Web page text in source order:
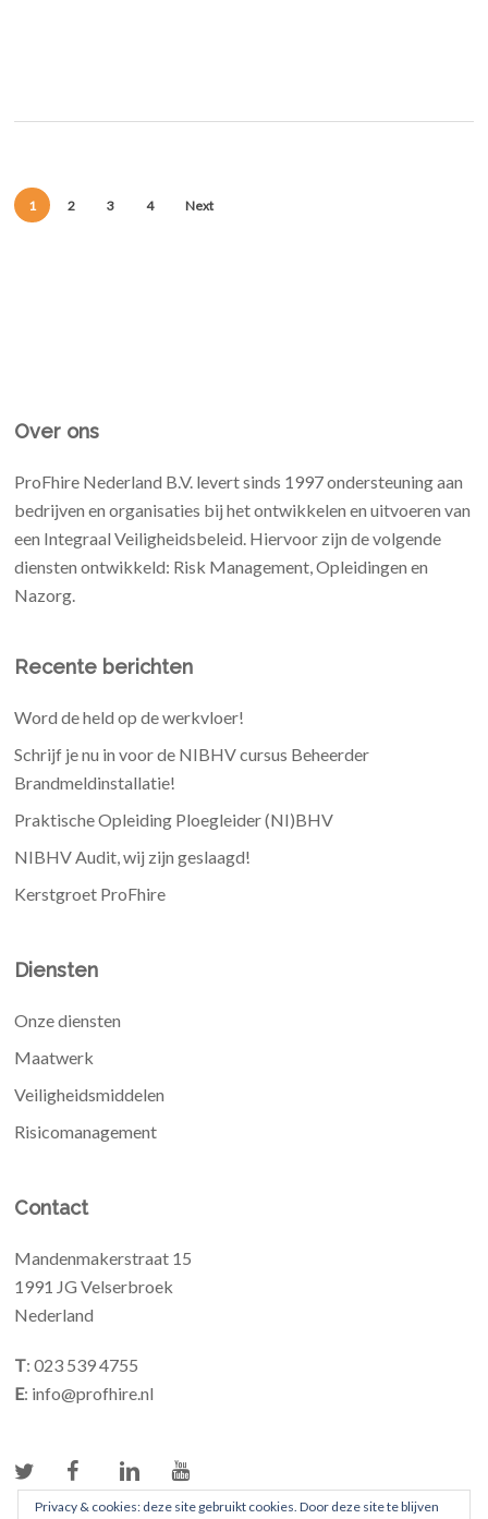
1 2 3 4 Next
Over ons
ProFhire Nederland B.V. levert sinds 1997 ondersteuning aan
bedrijven en organisaties bij het ontwikkelen en uitvoeren van
een Integraal Veiligheidsbeleid. Hiervoor zijn de volgende
diensten ontwikkeld: Risk Management, Opleidingen en
Nazorg.
Recente berichten
Word de held op de werkvloer!
Schrijf je nu in voor de NIBHV cursus Beheerder
Brandmeldinstallatie!
Praktische Opleiding Ploegleider (NI)BHV
NIBHV Audit, wij zijn geslaagd!
Kerstgroet ProFhire
Diensten
Onze diensten
Maatwerk
Veiligheidsmiddelen
Risicomanagement
Contact
Mandenmakerstraat 15
1991 JG Velserbroek
Nederland
T: 023 539 4755
E: info@profhire.nl
Privacy & cookies: deze site gebruikt cookies. Door deze site te blijven